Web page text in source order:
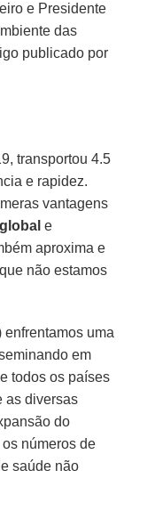
e Presidente
das
publicado por
transportou 4.5
e rapidez.
vantagens
global e
aproxima e
não estamos
enfrentamos uma
em
todos os países
as diversas
do
números de
saúde não